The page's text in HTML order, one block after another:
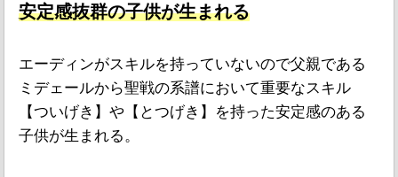
安定感抜群の子供が生まれる
エーディンがスキルを持っていないので父親である
ミデェールから聖戦の系譜において重要なスキル
【ついげき】や【とつげき】を持った安定感のある
子供が生まれる。